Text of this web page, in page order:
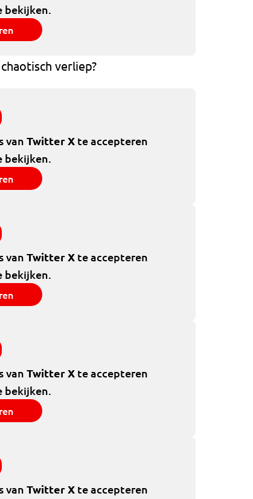
bekijken.
verliep?
van Twitter Xte accepteren
bekijken.
van Twitter Xte accepteren
bekijken.
van Twitter Xte accepteren
bekijken.
van Twitter Xte accepteren